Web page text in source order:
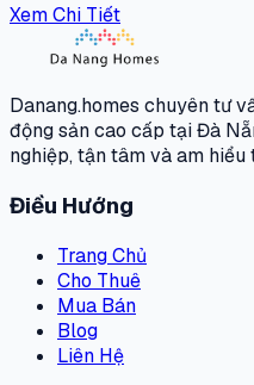
Xem Chi Tiết
Danang.homes chuyên tư
động sản cao cấp tại Đà
nghiệp, tận tâm và am
Điều Hướng
Trang Chủ
Cho Thuê
Mua Bán
Blog
Liên Hệ